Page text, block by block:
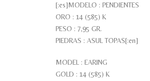
[:es]MODELO : PENDIENTES
ORO : 14 (585) K
PESO : 7,95 GR.
PIEDRAS : ASUL TOPAS[:en]
MODEL : EARING
GOLD : 14 (585) K